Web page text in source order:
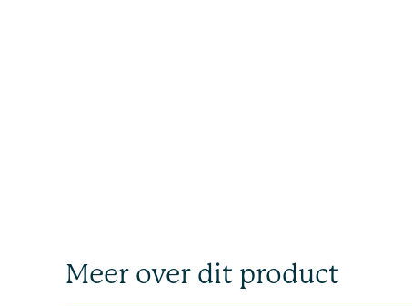
Meer over dit product